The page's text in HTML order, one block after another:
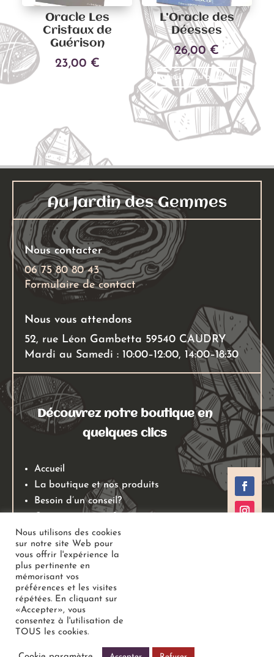
sur
produit
Oracle Les
Cristaux de
Guérison
23,00 €
L’Oracle des
Déesses
26,00€
Ajouter au panier
Au Jardin des Gemmes
Nous contacter
06 75 80 80 43
Formulaire de contact
Nous vous attendons
52, rue Léon Gambetta 59540 CAUDRY
Mardi au Samedi : 10:00–12:00, 14:00–18:30
Découvrez notre boutique en
quelques clics
Accueil
La boutique et nos produits
Besoin d’un conseil?
Mentions légales
Conditions générales de ventes
Politiques de retours
Politique de confidentialité
Copyright Au Jardin des Gemmes
Nous utilisons des cookies
sur notre site Web pour
vous offrir l'expérience la
plus pertinente en
mémorisant vos
préférences et les visites
répétées. En cliquant sur
«Accepter», vous
consentez à l'utilisation de
TOUS les cookies.